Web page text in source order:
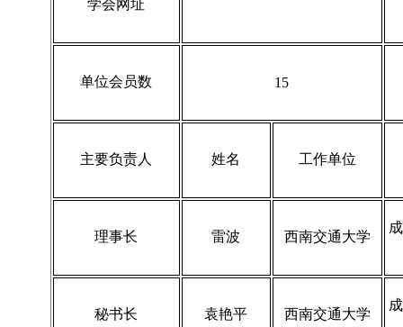
学会网址
单位会员数 15
主要负责人 姓名 工作单位
理事长 雷波 西南交通大学
秘书长 袁艳平 西南交通大学